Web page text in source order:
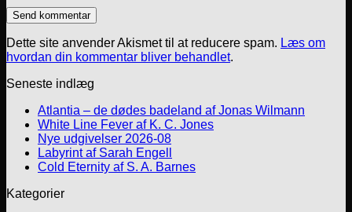
Dette site anvender Akismet til at reducere spam. Læs om
hvordan din kommentar bliver behandlet.
Seneste indlæg
Atlantia – de dødes badeland af Jonas Wilmann
White Line Fever af K. C. Jones
Nye udgivelser 2026-08
Labyrint af Sarah Engell
Cold Eternity af S. A. Barnes
Kategorier